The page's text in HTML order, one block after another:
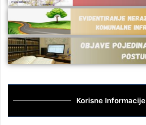
Korisne Informacije